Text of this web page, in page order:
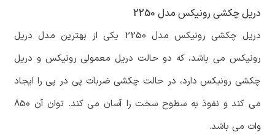
دریل چکشی رونیکس مدل 2250
دریل چکشی رونیکس مدل 2250 یکی از بهترین مدل دریل
رونیکس می باشد، که دو حالت دریل معمولی رونیکس و دریل
چکشی رونیکس دارد، در حالت چکشی ضربات پی در پی را ایجاد
می کند و نفوذ به سطوح سخت را آسان می کند. توان آن 850
وات می باشد.